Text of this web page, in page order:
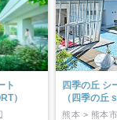
ト
）
四季の丘 シ
（四季の丘
熊本 > 熊本